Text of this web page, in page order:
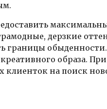
дерзкие
границы
образа.
клиенток на поиск